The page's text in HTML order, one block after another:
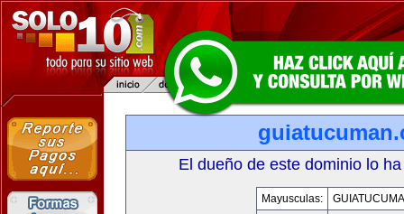
El dueño de este dominio lo
Mayusculas: